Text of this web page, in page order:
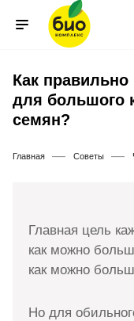
Как
для большого
семян?
Главная — Советы —
Главная цель
как можно
как можно
Но для